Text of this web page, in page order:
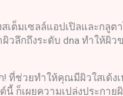
ต็มเซลล์แอปเปิลและกลู
กถึงระดับ dna ทำให้ผิวข
ช่วยทำให้คุณมีผิวใสเด้ง
ก็เผยความเปล่งประกา